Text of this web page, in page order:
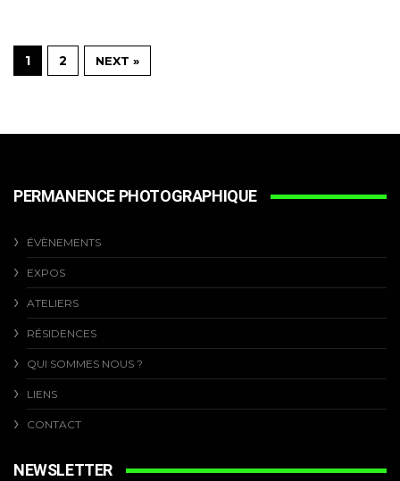
1 2 NEXT »
PERMANENCE PHOTOGRAPHIQUE
ÉVÈNEMENTS
EXPOS
ATELIERS
RÉSIDENCES
QUI SOMMES NOUS ?
LIENS
CONTACT
NEWSLETTER